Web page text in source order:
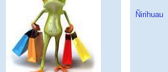
Ñirihuau